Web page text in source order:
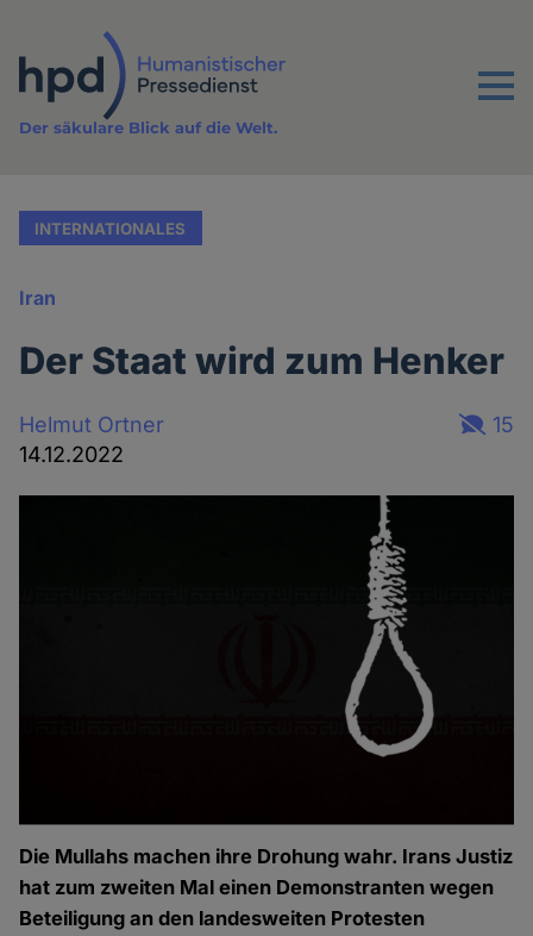
Inhalt
Menu
Der säkulare Blick auf die Welt.
INTERNATIONALES
Iran
Der Staat wird zum Henker
Helmut Ortner
14.12.2022
15
Die Mullahs machen ihre Drohung wahr. Irans Justiz
hat zum zweiten Mal einen Demonstranten wegen
Beteiligung an den landesweiten Protesten